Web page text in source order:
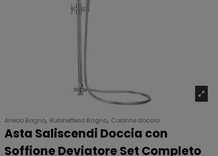
Arredo Bagno, Rubinetteria Bagno, Colonne doccia
Asta Saliscendi Doccia con
Soffione Deviatore Set Completo